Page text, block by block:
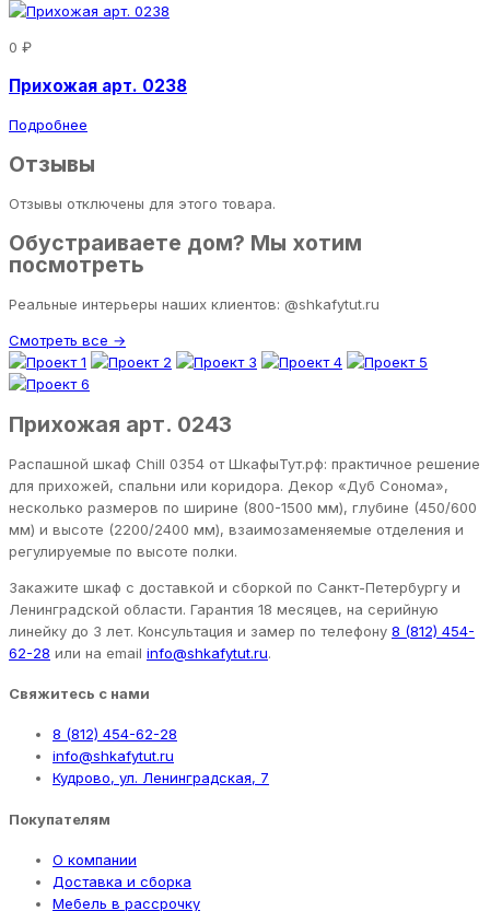
0 ₽
Прихожая арт. 0238
Подробнее
Отзывы
Отзывы отключены для этого товара.
Обустраиваете дом? Мы хотим
посмотреть
Реальные интерьеры наших клиентов: @shkafytut.ru
Смотреть все →
Прихожая арт. 0243
Распашной шкаф Chill 0354 от ШкафыТут.рф: практичное решение
для прихожей, спальни или коридора. Декор «Дуб Сонома»,
несколько размеров по ширине (800-1500 мм), глубине (450/600
мм) и высоте (2200/2400 мм), взаимозаменяемые отделения и
регулируемые по высоте полки.
Закажите шкаф с доставкой и сборкой по Санкт-Петербургу и
Ленинградской области. Гарантия 18 месяцев, на серийную
линейку до 3 лет. Консультация и замер по телефону 8 (812) 454-
62-28 или на email info@shkafytut.ru.
Свяжитесь с нами
8 (812) 454-62-28
info@shkafytut.ru
Кудрово, ул. Ленинградская, 7
Покупателям
О компании
Доставка и сборка
Мебель в рассрочку